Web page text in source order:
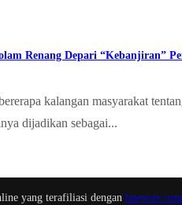
Renang Depari “Kebanjiran”
kalangan masyarakat
dijadikan sebagai...
yang terafiliasi dengan bnewstv.com